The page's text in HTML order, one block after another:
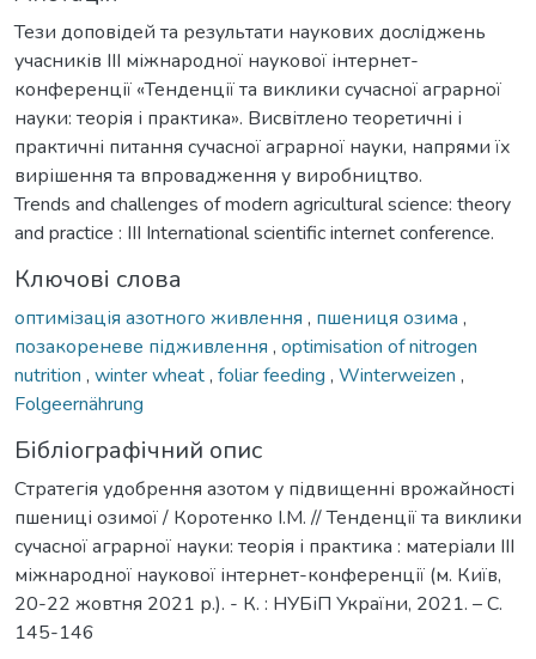
Тези доповідей та результати наукових досліджень
учасників IIІ міжнародної наукової інтернет-
конференції «Тенденції та виклики сучасної аграрної
науки: теорія і практика». Висвітлено теоретичні і
практичні питання сучасної аграрної науки, напрями їх
вирішення та впровадження у виробництво.
Trends and challenges of modern agricultural science: theory
and practice : III International scientific internet conference.
Ключові слова
оптимізація азотного живлення , пшениця озима ,
позакореневе підживлення , optimisation of nitrogen
nutrition , winter wheat, foliar feeding , Winterweizen ,
Folgeernährung
Бібліографічний опис
Стратегія удобрення азотом у підвищенні врожайності
пшениці озимої / Коротенко І.М. // Тенденції та виклики
сучасної аграрної науки: теорія і практика : матеріали IIІ
міжнародної наукової інтернет-конференції (м. Київ,
20-22 жовтня 2021 р.). - К. : НУБіП України, 2021. – С.
145-146